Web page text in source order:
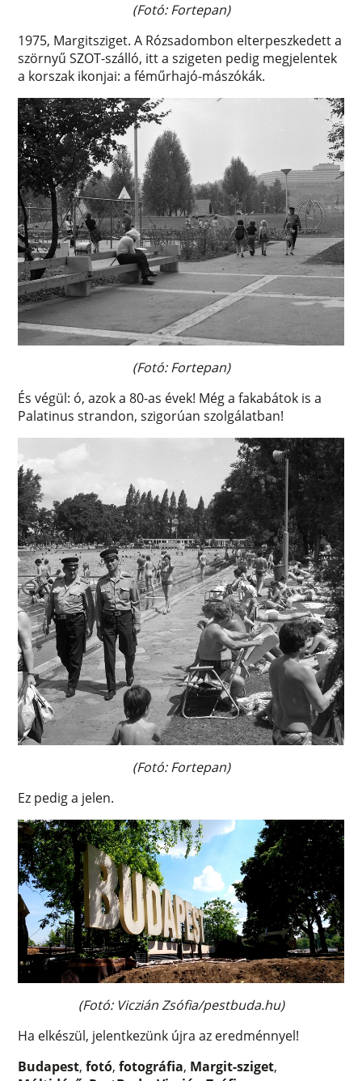
(Fotó: Fortepan)
1975, Margitsziget. A Rózsadombon elterpeszkedett a
szörnyű SZOT-szálló, itt a szigeten pedig megjelentek
a korszak ikonjai: a féműrhajó-mászókák.
(Fotó: Fortepan)
És végül: ó, azok a 80-as évek! Még a fakabátok is a
Palatinus strandon, szigorúan szolgálatban!
(Fotó: Fortepan)
Ez pedig a jelen.
(Fotó: Viczián Zsófia/pestbuda.hu)
Ha elkészül, jelentkezünk újra az eredménnyel!
Budapest,fotó,fotográfia, Margit-sziget,